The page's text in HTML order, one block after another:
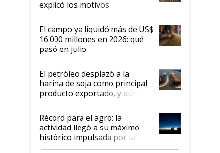
explicó los motivos
El campo ya liquidó más de US$
16.000 millones en 2026: qué
pasó en julio
El petróleo desplazó a la
harina de soja como principal
producto exportado, y aún así
el agro aportó casi seis de cada
diez dólares y sostuvo el
liderazgo en un semestre
récord
Récord para el agro: la
actividad llegó a su máximo
histórico impulsada por la
cosecha y las exportaciones